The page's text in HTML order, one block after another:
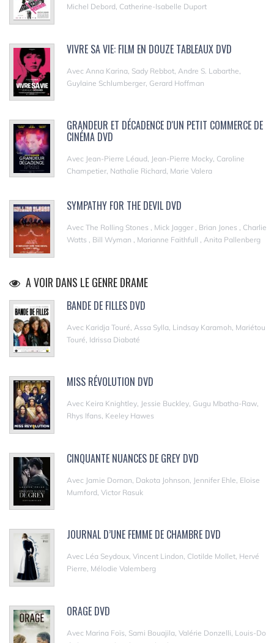
Michel Debord, Catherine-Isabelle Duport
VIVRE SA VIE: FILM EN DOUZE TABLEAUX DVD
Avec Anna Karina, Sady Rebbot, Andre S. Labarthe,
Guylaine Schlumberger, Gerard Hoffman
GRANDEUR ET DÉCADENCE D'UN PETIT COMMERCE DE
CINÉMA DVD
Avec Jean-Pierre Léaud, Jean-Pierre Mocky, Caroline
Champetier, Nathalie Richard, Marie Valera
SYMPATHY FOR THE DEVIL DVD
Avec The Rolling Stones , Mick Jagger , Brian Jones , Charlie
Watts , Bill Wyman , Marianne Faithfull , Anita Pallenberg
A VOIR DANS LE GENRE DRAME
BANDE DE FILLES DVD
Avec Karidja Touré, Assa Sylla, Lindsay Karamoh, Mariétou
Touré, Idrissa Diabaté
MISS RÉVOLUTION DVD
Avec Keira Knightley, Jessie Buckley, Gugu Mbatha-Raw,
Rhys Ifans, Keeley Hawes
CINQUANTE NUANCES DE GREY DVD
Avec Jamie Dornan, Dakota Johnson, Jennifer Ehle, Eloise
Mumford, Victor Rasuk
JOURNAL D’UNE FEMME DE CHAMBRE DVD
Avec Léa Seydoux, Vincent Lindon, Clotilde Mollet, Hervé
Pierre, Mélodie Valemberg
ORAGE DVD
Avec Marina Foïs, Sami Bouajila, Valérie Donzelli, Louis-Do